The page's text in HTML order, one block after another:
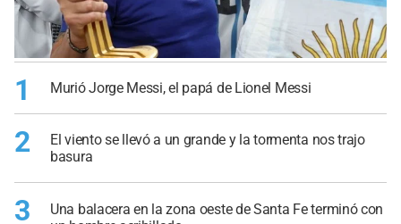
1 Murió Jorge Messi, el papá de Lionel Messi
2
El viento se llevó a un grande y la tormenta nos trajo
basura
3
Una balacera en la zona oeste de Santa Fe terminó con